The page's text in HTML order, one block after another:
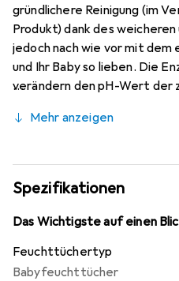
gründlichere Reinigung (im
Produkt) dank des
jedoch nach wie vor mit
und Ihr Baby so lieben. Die
verändern den pH-Wert der
Alle Pampers Feuchttücher
besser schützt als
Clean Feuchttücher sind
von Dermatologen der Skin
Pampers Fresh Clean
Alkohol und keine Farbstoffe.
Mehr anzeigen
Spezifikationen
Das Wichtigste auf einen
Feuchttüchertyp
Babyfeuchttücher